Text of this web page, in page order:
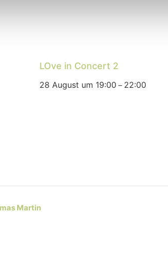
LOve in Concert 2
28 August um 19:00 – 22:00
Martin